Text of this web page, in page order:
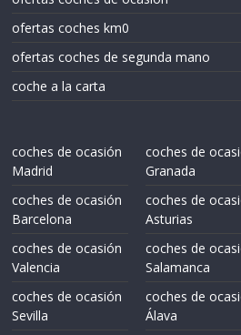
ofertas coches km0
ofertas coches de segunda mano
coche a la carta
coches de ocasión
Madrid
coches de ocasión
Barcelona
coches de ocasión
Valencia
coches de ocasión
Sevilla
coches de
Granada
coches de
Asturias
coches de
Salamanca
coches de
Álava